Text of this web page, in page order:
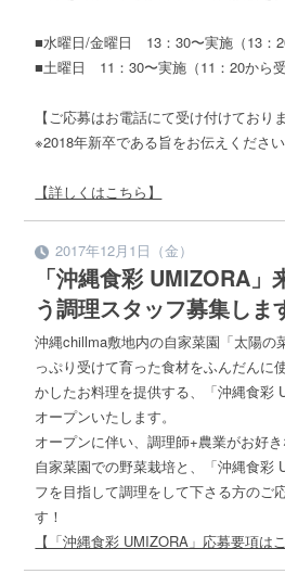
■水曜日/金曜日 13：30〜実施（13：
■土曜日 11：30〜実施（11：20から受
【ご応募はお電話にて受け付けており
※2018年新卒である旨をお伝えください
【詳しくはこちら】
2017年12月1日（金）
「沖縄食彩 UMIZORA
う調理スタッフ募集しま
沖縄chillma敷地内の自家菜園「太陽の
っぷり受けて育った食材をふんだんに
かしたお料理を提供する、「沖縄食彩
オープンいたします。
オープンに伴い、調理師+農業がお好き
自家菜園での野菜栽培と、「沖縄食彩
フを目指して調理をして下さる方のご
す！
【「沖縄食彩 UMIZORA」応募要項はこ